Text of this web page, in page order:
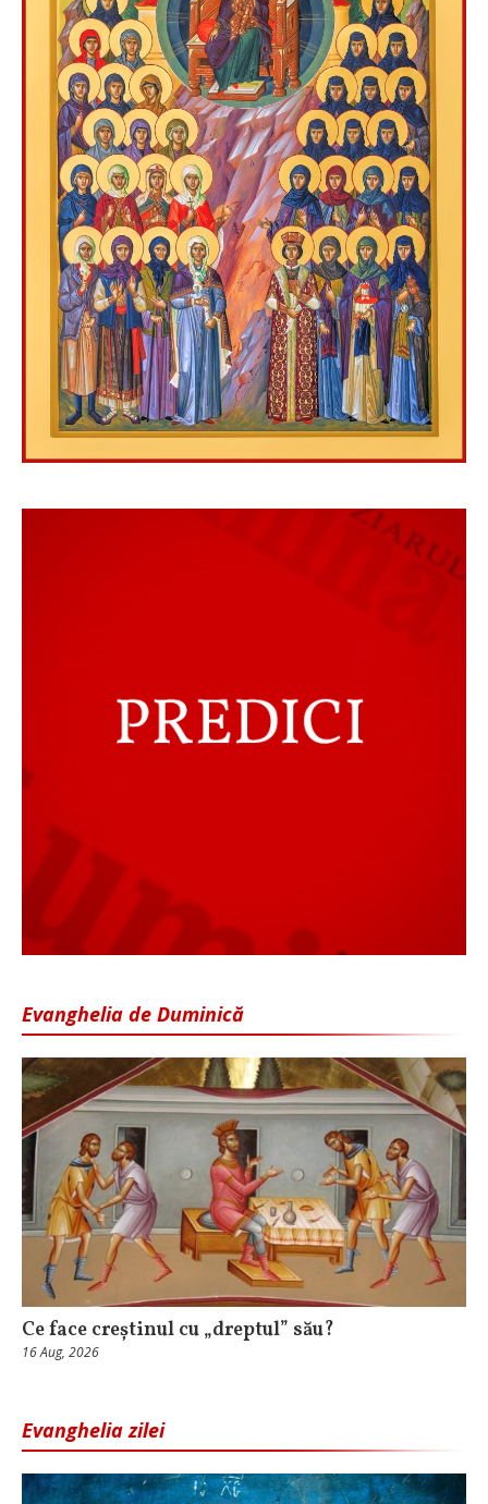
Evanghelia de Duminică
Ce face creștinul cu „dreptul” său?
16 Aug, 2026
Evanghelia zilei